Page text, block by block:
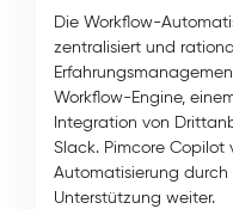
Die Workflow-
zentralisiert und
Workflow-Engine,
Integration von
Slack. Pimcore Copilot
Automatisierung
Unterstützung weiter.